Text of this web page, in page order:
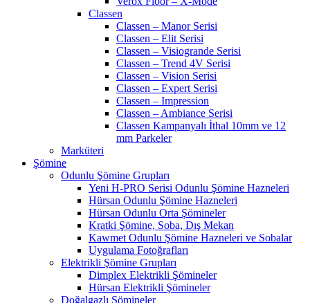
Classen
Classen – Manor Serisi
Classen – Elit Serisi
Classen – Visiogrande Serisi
Classen – Trend 4V Serisi
Classen – Vision Serisi
Classen – Expert Serisi
Classen – Impression
Classen – Ambiance Serisi
Classen Kampanyalı İthal 10mm ve 12
mm Parkeler
Marküteri
Şömine
Odunlu Şömine Grupları
Yeni H-PRO Serisi Odunlu Şömine Hazneleri
Hürsan Odunlu Şömine Hazneleri
Hürsan Odunlu Orta Şömineler
Kratki Şömine, Soba, Dış Mekan
Kawmet Odunlu Şömine Hazneleri ve Sobalar
Uygulama Fotoğrafları
Elektrikli Şömine Grupları
Dimplex Elektrikli Şömineler
Hürsan Elektrikli Şömineler
Doğalgazlı Şömineler